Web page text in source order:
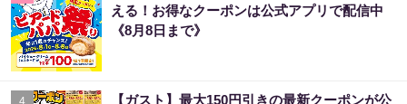
える！お得なクーポンは公式アプリで配信中
《8月8日まで》
4
【ガスト】最大150円引きの最新クーポンが公